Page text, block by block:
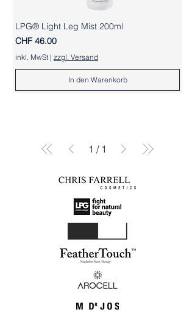
LPG® Light Leg Mist 200ml
Preis
CHF 46.00
inkl. MwSt | zzgl. Versand
In den Warenkorb
1 / 1